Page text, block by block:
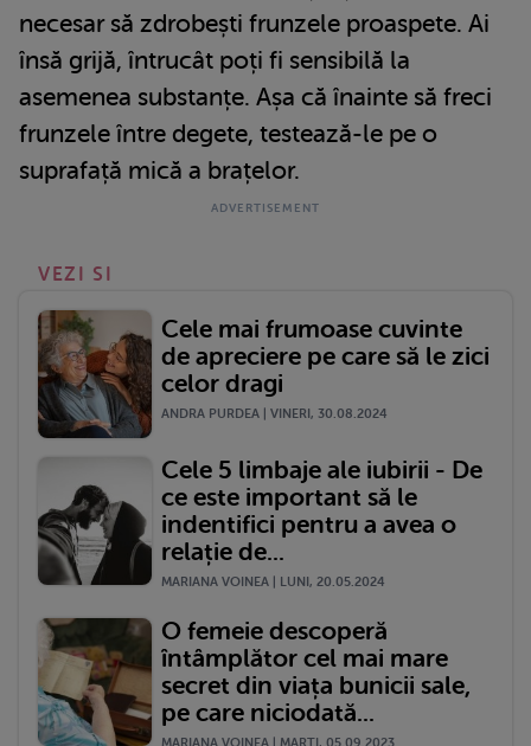
necesar să zdrobești frunzele proaspete. Ai
însă grijă, întrucât poți fi sensibilă la
asemenea substanțe. Așa că înainte să freci
frunzele între degete, testează-le pe o
suprafață mică a brațelor.
VEZI SI
Cele mai frumoase cuvinte
de apreciere pe care să le zici
celor dragi
ANDRA PURDEA | VINERI, 30.08.2024
Cele 5 limbaje ale iubirii - De
ce este important să le
indentifici pentru a avea o
relație de...
MARIANA VOINEA | LUNI, 20.05.2024
O femeie descoperă
întâmplător cel mai mare
secret din viața bunicii sale,
pe care niciodată...
MARIANA VOINEA | MARŢI, 05.09.2023